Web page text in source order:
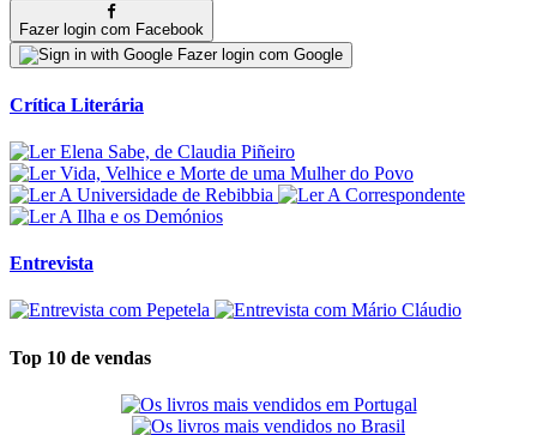
Fazer login com Facebook
Fazer login com Google
Crítica Literária
Entrevista
Top 10 de vendas